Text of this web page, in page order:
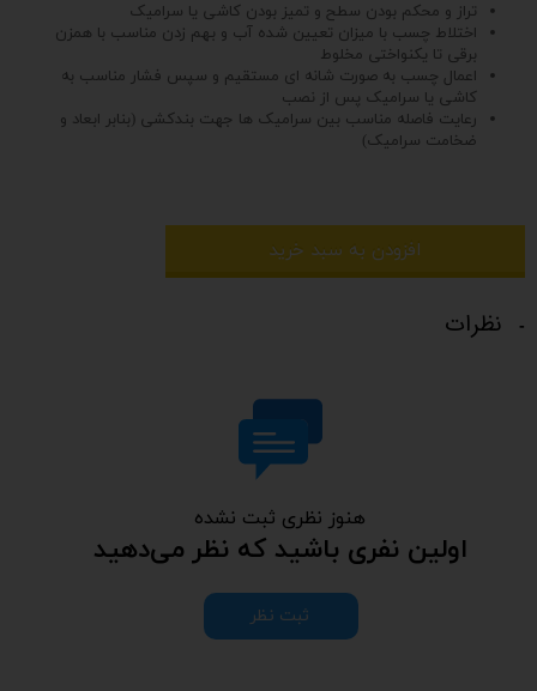
تراز و محکم بودن سطح و تمیز بودن کاشی یا سرامیک
اختلاط چسب با میزان تعیین شده آب و بهم زدن مناسب با همزن
برقی تا یکنواختی مخلوط
اعمال چسب به صورت شانه ای مستقیم و سپس فشار مناسب به
کاشی یا سرامیک پس از نصب
رعایت فاصله مناسب بین سرامیک ها جهت بندکشی (بنابر ابعاد و
ضخامت سرامیک)
افزودن به سبد خرید
نظرات
هنوز نظری ثبت نشده
اولین نفری باشید که نظر می‌دهید
ثبت نظر